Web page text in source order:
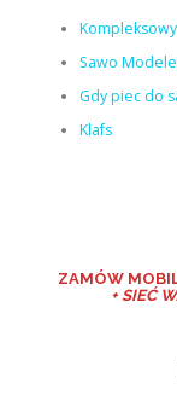
Sawo
Gdy piec do
Klafs
ZAMÓW MO
+ SIEĆ